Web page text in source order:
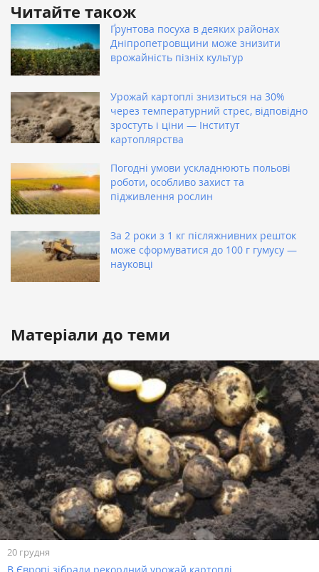
Читайте також
Ґрунтова посуха в деяких районах
Дніпропетровщини може знизити
врожайність пізніх культур
Урожай картоплі знизиться на 30%
через температурний стрес, відповідно
зростуть і ціни — Інститут
картоплярства
Погодні умови ускладнюють польові
роботи, особливо захист та
підживлення рослин
За 2 роки з 1 кг післяжнивних решток
може сформуватися до 100 г гумусу —
науковці
Матеріали до теми
20 грудня
В Європі зібрали рекордний урожай картоплі